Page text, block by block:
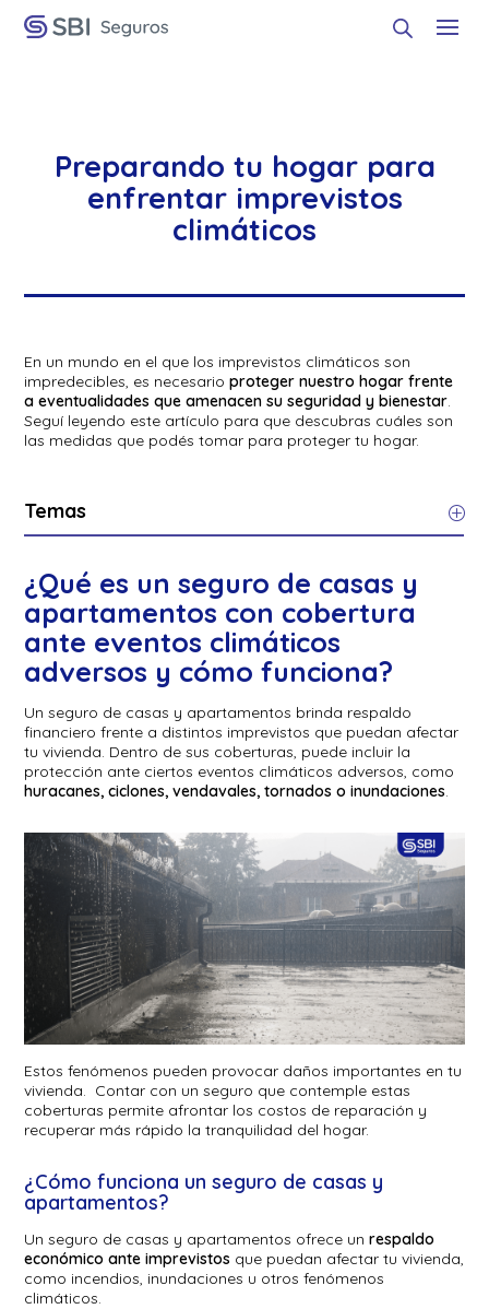
Preparando tu hogar para
enfrentar imprevistos
climáticos
En un mundo en el que los imprevistos climáticos son
impredecibles, es necesarioproteger nuestro hogar frente
a eventualidades que amenacen su seguridad y bienestar.
Seguí leyendo este artículo para que descubras cuáles son
las medidas que podés tomar para proteger tu hogar.
Temas
¿Qué es un seguro de casas y
apartamentos con cobertura
ante eventos climáticos
adversos y cómo funciona?
Un seguro de casas y apartamentos brinda respaldo
financiero frente a distintos imprevistos que puedan afectar
tu vivienda. Dentro de sus coberturas, puede incluir la
protección ante ciertos eventos climáticos adversos, como
huracanes, ciclones, vendavales, tornados o inundaciones.
Estos fenómenos pueden provocar daños importantes en tu
vivienda. Contar con un seguro que contemple estas
coberturas permite afrontar los costos de reparación y
recuperar más rápido la tranquilidad del hogar.
¿Cómo funciona un seguro de casas y
apartamentos?
Un seguro de casas y apartamentos ofrece unrespaldo
económico ante imprevistos que puedan afectar tu vivienda,
como incendios, inundaciones u otros fenómenos
climáticos.